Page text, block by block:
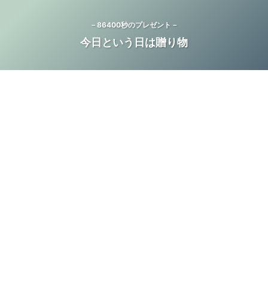
－86400秒のプレゼント－
今日という日は贈り物